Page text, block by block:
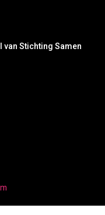
Stichting Samen